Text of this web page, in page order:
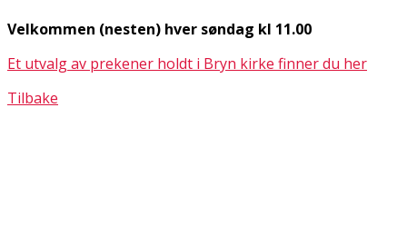
Velkommen (nesten) hver søndag kl 11.00
Et utvalg av prekener holdt i Bryn kirke finner du her
Tilbake